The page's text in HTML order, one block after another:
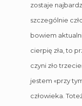
zostaje
szczególnie
bowiem
cierpię zła, to
czyni zło
jestem «przy
człowieka.